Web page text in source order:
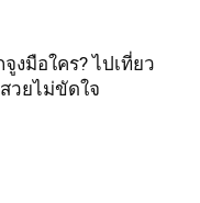
งมือใคร? ไปเที่ยว
วยไม่ขัดใจ